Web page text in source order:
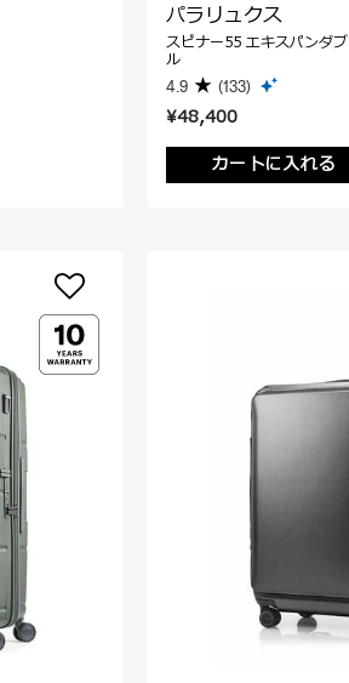
¥48,400
カートに入れる
パラリュクス
スピナー55 エキスパンダブ
ル
4.9 (133)